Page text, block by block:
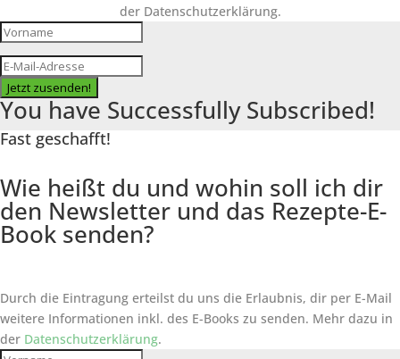
der Datenschutzerklärung.
Jetzt zusenden!
You have Successfully Subscribed!
Fast geschafft!
Wie heißt du und wohin soll ich dir
den Newsletter und das Rezepte-E-
Book senden?
Durch die Eintragung erteilst du uns die Erlaubnis, dir per E-Mail
weitere Informationen inkl. des E-Books zu senden. Mehr dazu in
der Datenschutzerklärung.